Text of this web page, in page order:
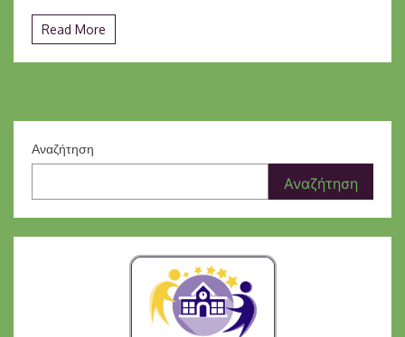
Read More
Αναζήτηση
Αναζήτηση